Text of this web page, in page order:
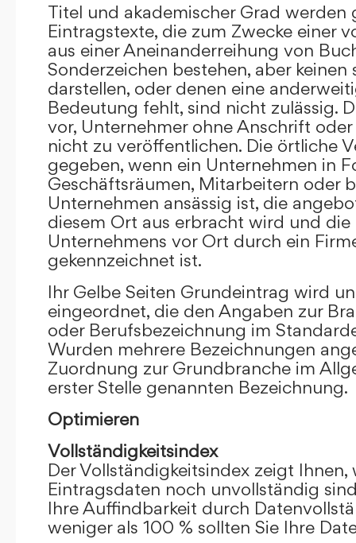
Titel und akademischer Grad werden
Eintragstexte, die zum Zwecke einer
aus einer Aneinanderreihung von
Sonderzeichen bestehen, aber keinen
darstellen, oder denen eine
Bedeutung fehlt, sind nicht zulässig.
vor, Unternehmer ohne Anschrift
nicht zu veröffentlichen. Die örtliche
gegeben, wenn ein Unternehmen in
Geschäftsräumen, Mitarbeitern oder
Unternehmen ansässig ist, die
diesem Ort aus erbracht wird und die
Unternehmens vor Ort durch ein
gekennzeichnet ist.
Ihr Gelbe Seiten Grundeintrag wird
eingeordnet, die den Angaben zur
oder Berufsbezeichnung im
Wurden mehrere Bezeichnungen
Zuordnung zur Grundbranche im
erster Stelle genannten Bezeichnung.
Optimieren
Vollständigkeitsindex
Der Vollständigkeitsindex zeigt
Eintragsdaten noch unvollständig
Ihre Auffindbarkeit durch
weniger als 100 % sollten Sie Ihre